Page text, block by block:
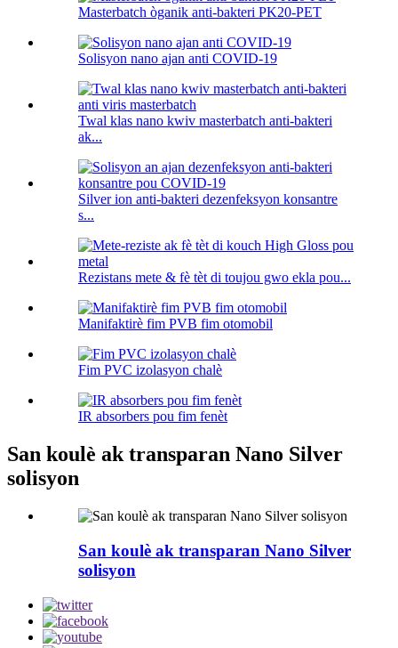
Masterbatch òganik anti-bakteri PK20-PET
Solisyon nano ajan anti COVID-19
Twal klas nano kwiv masterbatch anti-bakteri
ak...
Silver ion anti-bakteri dezenfeksyon konsantre
s...
Rezistans mete & fè tèt di toujou gwo ekla pou...
Manifaktirè fim PVB fim otomobil
Fim PVC izolasyon chalè
IR absorbers pou fim fenèt
San koulè ak transparan Nano Silver
solisyon
San koulè ak transparan Nano Silver
solisyon